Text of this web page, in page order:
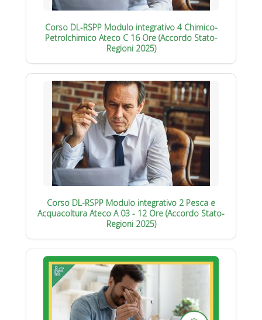
Corso DL-RSPP Modulo integrativo 4 Chimico-
Petrolchimico Ateco C 16 Ore (Accordo Stato-
Regioni 2025)
Corso DL-RSPP Modulo integrativo 2 Pesca e
Acquacoltura Ateco A 03 - 12 Ore (Accordo Stato-
Regioni 2025)